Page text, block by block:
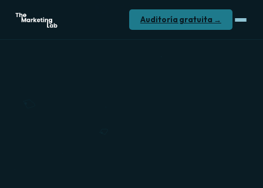
Sistema de captación
Auditoría gratuita →